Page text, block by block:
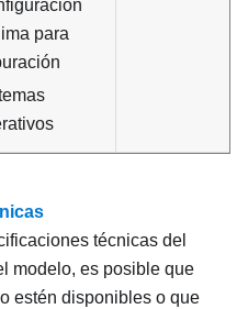
para
técnicas del
modelo, es posible que
estén disponibles o que